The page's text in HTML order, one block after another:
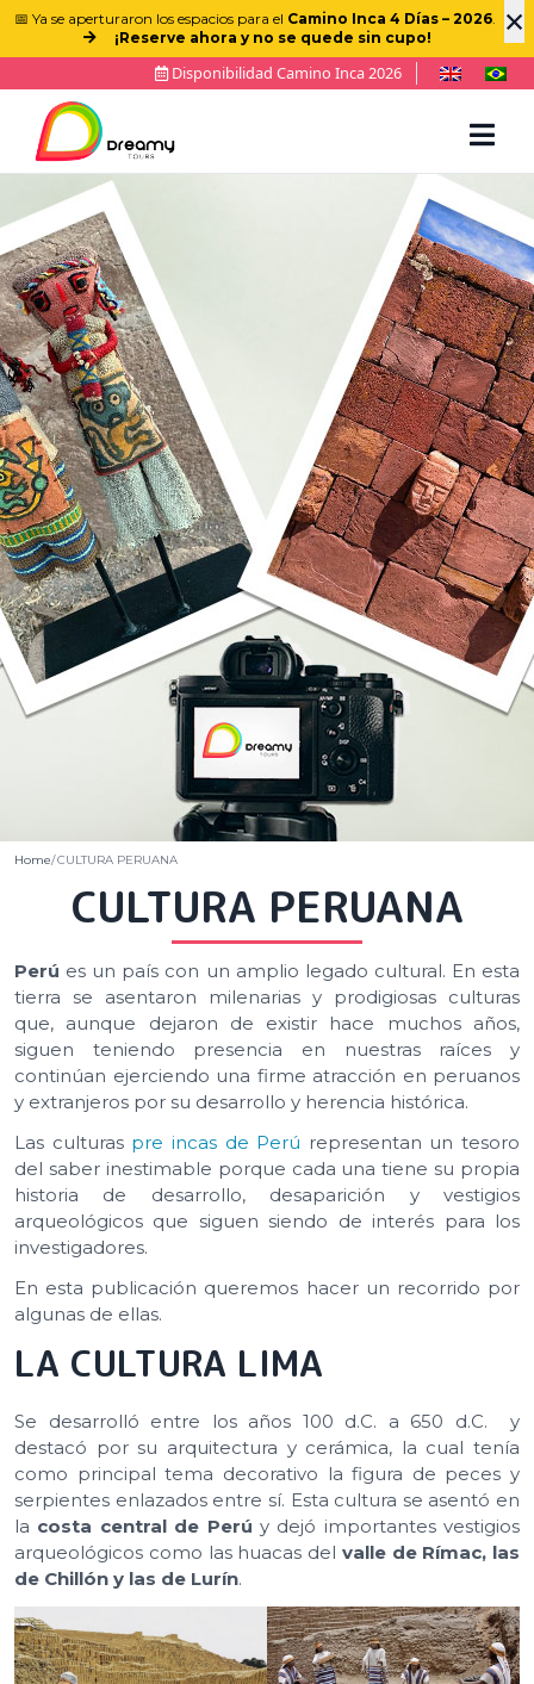
×
📅 Ya se aperturaron los espacios para el Camino Inca 4 Días – 2026.
¡Reserve ahora y no se quede sin cupo!
Disponibilidad Camino Inca 2026
Home CULTURA PERUANA
CULTURA PERUANA
Perú es un país con un amplio legado cultural. En esta
tierra se asentaron milenarias y prodigiosas culturas
que, aunque dejaron de existir hace muchos años,
siguen teniendo presencia en nuestras raíces y
continúan ejerciendo una firme atracción en peruanos
y extranjeros por su desarrollo y herencia histórica.
Las culturas pre incas de Perú representan un tesoro
del saber inestimable porque cada una tiene su propia
historia de desarrollo, desaparición y vestigios
arqueológicos que siguen siendo de interés para los
investigadores.
En esta publicación queremos hacer un recorrido por
algunas de ellas.
LA CULTURA LIMA
Se desarrolló entre los años 100 d.C. a 650 d.C. y
destacó por su arquitectura y cerámica, la cual tenía
como principal tema decorativo la figura de peces y
serpientes enlazados entre sí. Esta cultura se asentó en
la costa central de Perú y dejó importantes vestigios
arqueológicos como las huacas del valle de Rímac, las
de Chillón y las de Lurín.